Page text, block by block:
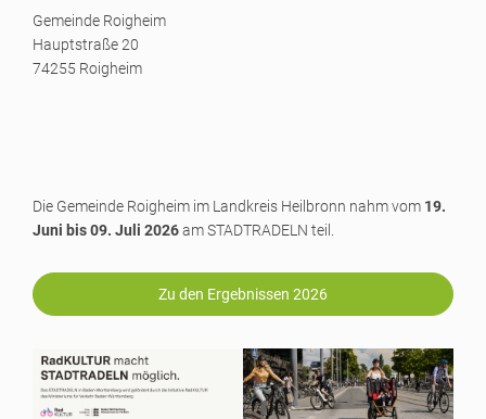
Gemeinde Roigheim
Hauptstraße 20
74255 Roigheim
Die Gemeinde Roigheim im Landkreis Heilbronn nahm vom 19.
Juni bis 09. Juli 2026am STADTRADELN teil.
Zu den Ergebnissen 2026